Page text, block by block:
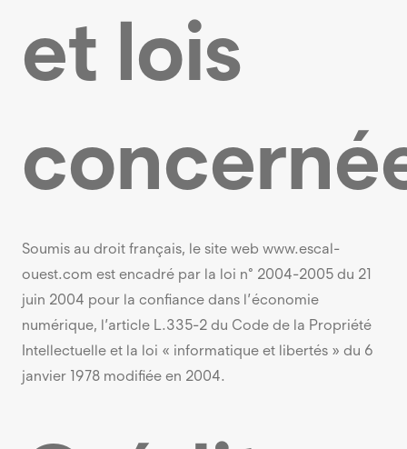
et lois
Soumis au droit français, le site web www.escal-
ouest.com est encadré par la loi n° 2004-2005 du 21
juin 2004 pour la confiance dans l’économie
numérique, l’article L.335-2 du Code de la Propriété
Intellectuelle et la loi « informatique et libertés » du 6
janvier 1978 modifiée en 2004.